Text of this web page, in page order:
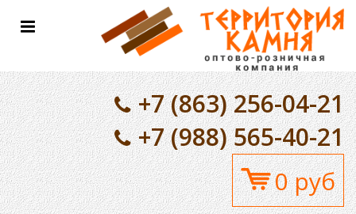
Toggle
+7 (863) 256-04-21
+7 (988) 565-40-21
0 руб